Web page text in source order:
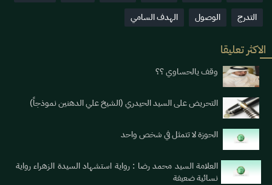
التدرج
الوصول الهدف السامي
الاكثر تعليقا
وقف يالحساوي ؟؟
التحريض على السيد الحيدري (الشيخ علي الدهنين نموذجاً)
الحوزة لا تتمثل في شخص واحد
العلامة السيد محمد رضا : رواية استشهاد السيدة الزهراء رواية
نسائية ضعيفة